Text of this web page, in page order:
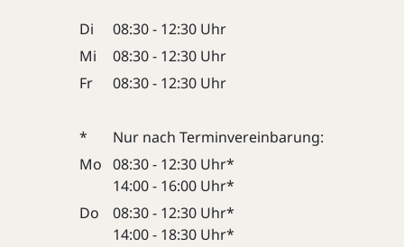
Di
08:30 - 12:30 Uhr
Mi
08:30 - 12:30 Uhr
Fr
08:30 - 12:30 Uhr
*
Nur nach Terminvereinbarung:
Mo 08:30 - 12:30 Uhr*
14:00 - 16:00 Uhr*
Do
08:30 - 12:30 Uhr*
14:00 - 18:30 Uhr*